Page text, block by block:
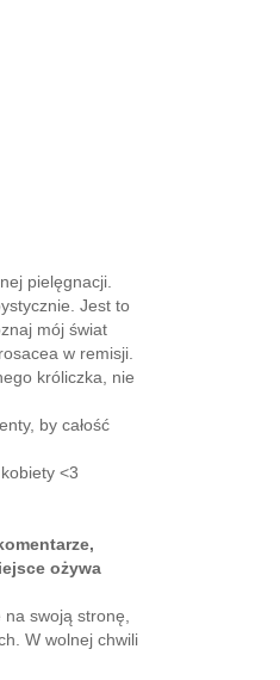
pielęgnacji.
Jest to
mój świat
w remisji.
króliczka, nie
by całość
<3
ożywa
na swoją stronę,
W wolnej chwili